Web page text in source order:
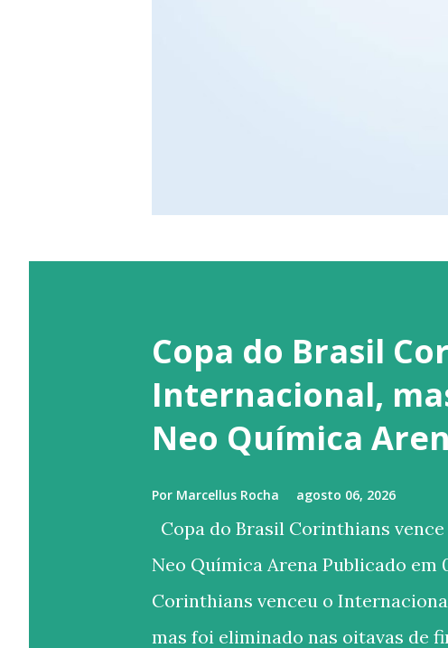
Copa do Brasil
Internacional,
Neo Química
Por Marcellus Rocha agosto 06, 2026
Copa do Brasil Corinthians
Neo Química Arena Publicado em
Corinthians venceu o
mas foi eliminado nas oitavas de